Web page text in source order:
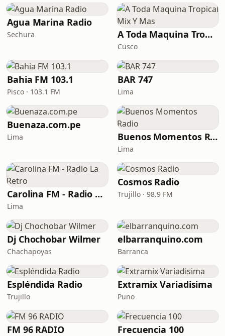
Agua Marina Radio
Sechura A Toda Maquina Tropical Mix Y Mas
Cusco
Bahia FM 103.1
Pisco · 103.1 FM
BAR 747
Lima
Buenaza.com.pe
Lima Buenos Momentos Radio
Lima
Carolina FM - Radio La Retro
Lima
Cosmos Radio
Trujillo · 98.9 FM
Dj Chochobar Wilmer
Chachapoyas
elbarranquino.com
Barranca
Espléndida Radio
Trujillo
Extramix Variadisima
Puno
FM 96 RADIO Frecuencia 100